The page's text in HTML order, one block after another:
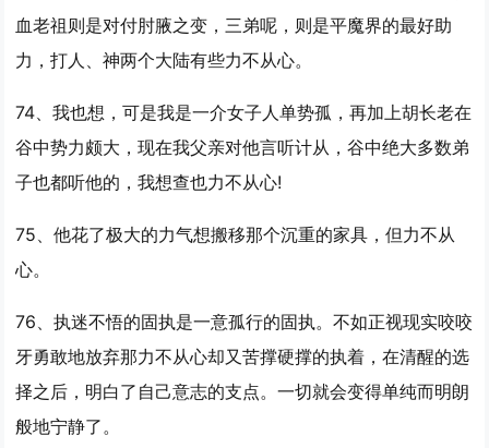
血老祖则是对付肘腋之变，三弟呢，则是平魔界的最好助
力，打人、神两个大陆有些力不从心。
74、我也想，可是我是一介女子人单势孤，再加上胡长老在
谷中势力颇大，现在我父亲对他言听计从，谷中绝大多数弟
子也都听他的，我想查也力不从心!
75、他花了极大的力气想搬移那个沉重的家具，但力不从
心。
76、执迷不悟的固执是一意孤行的固执。不如正视现实咬咬
牙勇敢地放弃那力不从心却又苦撑硬撑的执着，在清醒的选
择之后，明白了自己意志的支点。一切就会变得单纯而明朗
般地宁静了。